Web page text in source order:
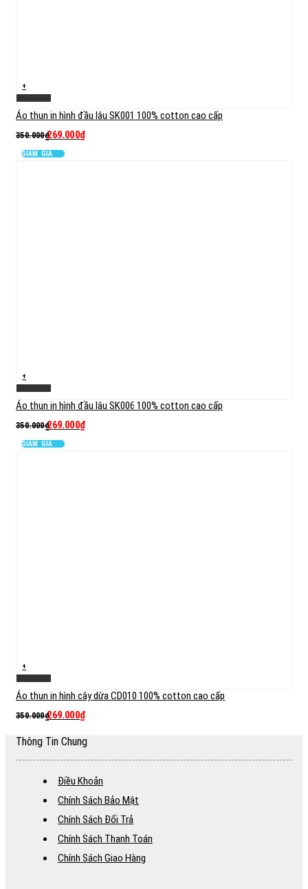
+
Áo thun in hình đầu lâu SK001 100% cotton cao cấp
350.000₫269.000₫
GIẢM GIÁ
+
Áo thun in hình đầu lâu SK006 100% cotton cao cấp
350.000₫269.000₫
GIẢM GIÁ
+
Áo thun in hình cây dừa CD010 100% cotton cao cấp
350.000₫269.000₫
Thông Tin Chung
Điều Khoản
Chính Sách Bảo Mật
Chính Sách Đổi Trả
Chính Sách Thanh Toán
Chính Sách Giao Hàng